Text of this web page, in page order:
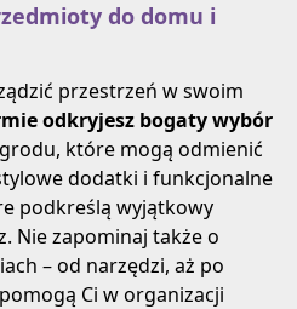
do domu i
przestrzeń w swoim
odkryjesz bogaty wybór
które mogą odmienić
dodatki i funkcjonalne
podkreślą wyjątkowy
Nie zapominaj także o
– od narzędzi, aż po
Ci w organizacji